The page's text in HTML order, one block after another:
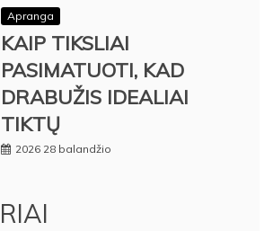
Apranga
KAIP TIKSLIAI
PASIMATUOTI, KAD
DRABUŽIS IDEALIAI
TIKTŲ
2026 28 balandžio